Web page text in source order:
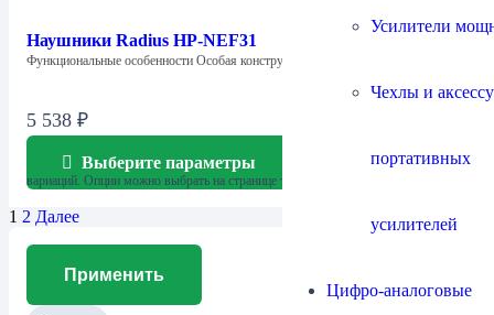
Усилители
Чехлы и
портативных
усилителей
Цифро-аналоговые
Наушники Radius HP-NEF31
Функциональные особенности Особая конструкции мембраны без…
5 538 ₽
Выберите параметры
Этот товар имеет несколько
вариаций. Опции можно выбрать на странице товара.
1 2 Далее
Применить